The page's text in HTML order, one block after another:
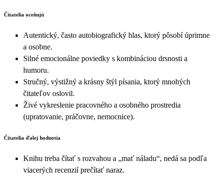
Čitatelia oceňujú
Autentický, často autobiografický hlas, ktorý pôsobí úprimne
a osobne.
Silné emocionálne poviedky s kombináciou drsnosti a
humoru.
Stručný, výstižný a krásny štýl písania, ktorý mnohých
čitateľov oslovil.
Živé vykreslenie pracovného a osobného prostredia
(upratovanie, práčovne, nemocnice).
Čitatelia ďalej hodnotia
Knihu treba čítať s rozvahou a „mať náladu“, nedá sa podľa
viacerých recenzií prečítať naraz.